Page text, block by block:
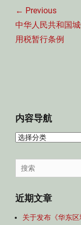
章
导
航
← Previous
Previous
post:
中华人民共和国
用税暂行条例
内容导航
内
导
航
Search
for:
近期文章
关于发布《华东